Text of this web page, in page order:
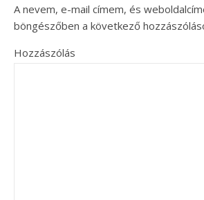
A nevem, e-mail címem, és
böngészőben a következő
Hozzászólás